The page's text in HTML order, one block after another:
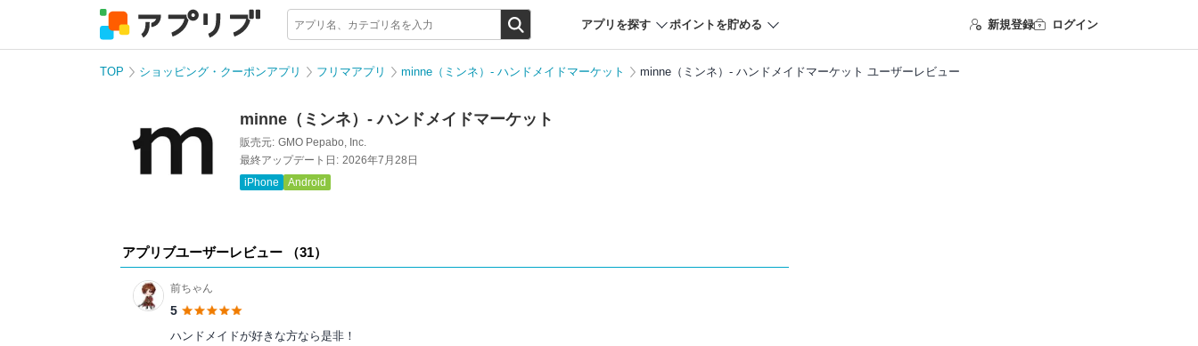
アプリを探す ポイントを貯める 新規登録 ログイン
TOP ショッピング・クーポンアプリ フリマアプリ minne（ミンネ）- ハンドメイドマーケット minne（ミンネ）- ハンドメイドマーケット ユーザーレビュー
minne（ミンネ）- ハンドメイドマーケット
販売元: GMO Pepabo, Inc.
最終アップデート日: 2026年7月28日
iPhone
Android
アプリブユーザーレビュー （31）
前ちゃん
5
ハンドメイドが好きな方なら是非！